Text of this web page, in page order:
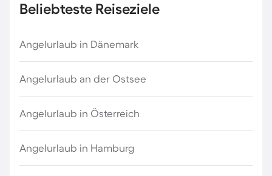
Beliebteste Reiseziele
Angelurlaub in Dänemark
Angelurlaub an der Ostsee
Angelurlaub in Österreich
Angelurlaub in Hamburg